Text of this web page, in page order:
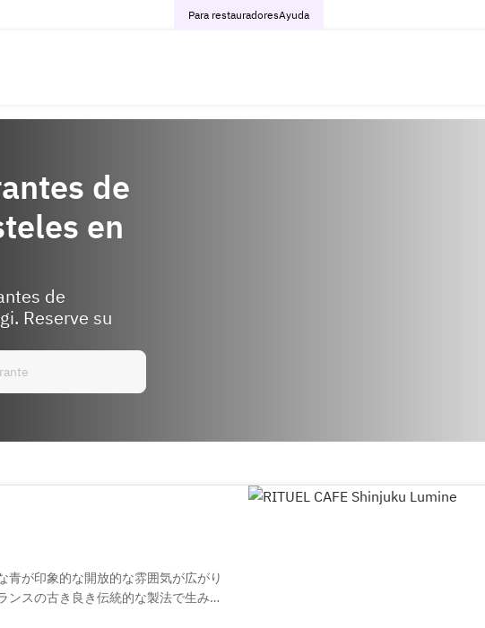
Para restauradoresAyuda
de
en
de
Reserve su
青が印象的な開放的な雰囲気が広がり
ンスの古き良き伝統的な製法で生み出